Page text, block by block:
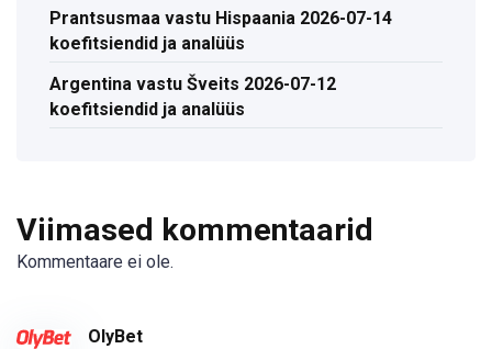
Prantsusmaa vastu Hispaania 2026-07-14
koefitsiendid ja analüüs
Argentina vastu Šveits 2026-07-12
koefitsiendid ja analüüs
Viimased kommentaarid
Kommentaare ei ole.
OlyBet